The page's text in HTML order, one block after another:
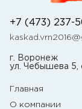
+7 (473) 237-
г. Воронеж
ул. Чебышева 5,
Главная
О компании